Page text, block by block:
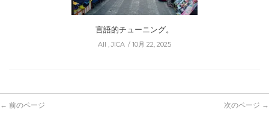
言語的チューニング。
All , JICA 10月 22, 2025
← 前のページ 次のページ →